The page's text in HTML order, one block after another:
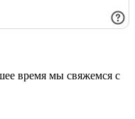
время мы свяжемся с